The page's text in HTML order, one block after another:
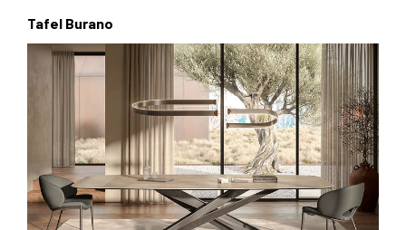
Tafel Burano